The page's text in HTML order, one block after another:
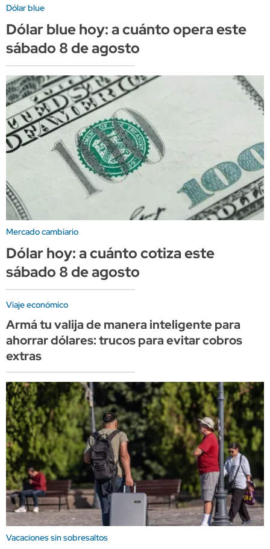
Dólar blue
Dólar blue hoy: a cuánto opera este
sábado 8 de agosto
Mercado cambiario
Dólar hoy: a cuánto cotiza este
sábado 8 de agosto
Viaje económico
Armá tu valija de manera inteligente para
ahorrar dólares: trucos para evitar cobros
extras
Vacaciones sin sobresaltos